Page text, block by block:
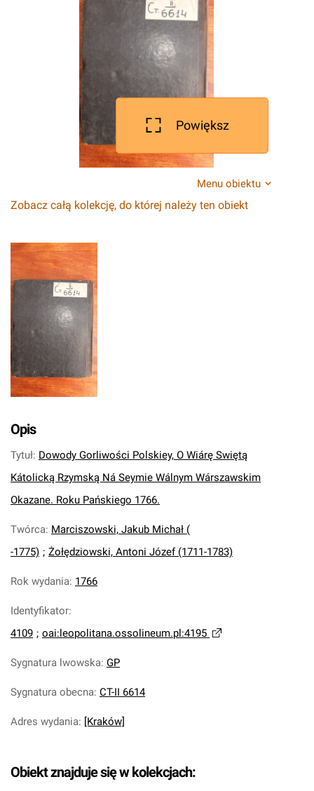
Powiększ
Menu obiektu
Zobacz całą kolekcję, do której należy ten obiekt
Opis
Tytuł: Dowody Gorliwości Polskiey, O Wiárę Swiętą
Kátolicką Rzymską Ná Seymie Wálnym Wárszawskim
Okazane. Roku Pańskiego 1766.
Twórca: Marciszowski, Jakub Michał (
-1775) ; Żołędziowski, Antoni Józef (1711-1783)
Rok wydania: 1766
Identyfikator:
4109 ; oai:leopolitana.ossolineum.pl:4195
Sygnatura lwowska: GP
Sygnatura obecna: CT-II 6614
Adres wydania: [Kraków]
Obiekt znajduje się w kolekcjach: